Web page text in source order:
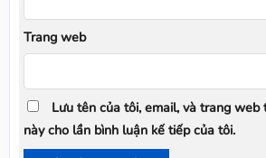
Trang web
Lưu tên của tôi, email, và trang
này cho lần bình luận kế tiếp của tôi.